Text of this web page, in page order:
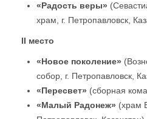
«Радость веры»
храм, г. Петропавловск,
II место
«Новое поколение»
собор, г. Петропавловск,
«Пересвет» (сборная
«Малый Радонеж» (храм